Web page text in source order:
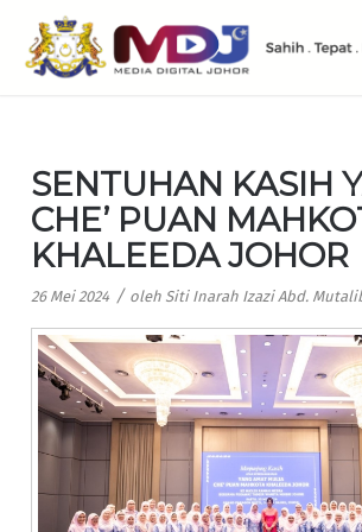
SENTUHAN KASIH
CHE’ PUAN
KHALEEDA JOHOR
26 Mei 2024 / oleh Siti Inarah Izazi Abd.